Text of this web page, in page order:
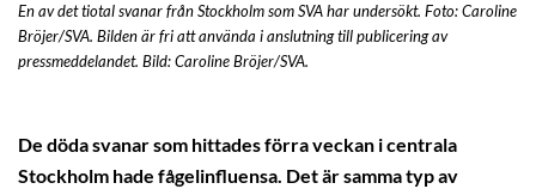
En av det tiotal svanar från Stockholm som SVA har undersökt. Foto: Caroline
Bröjer/SVA. Bilden är fri att använda i anslutning till publicering av
pressmeddelandet. Bild: Caroline Bröjer/SVA.
De döda svanar som hittades förra veckan i centrala
Stockholm hade fågelinfluensa. Det är samma typ av